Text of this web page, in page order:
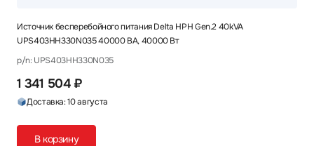
Источник бесперебойного питания Delta HPH Gen.2 40kVA
UPS403HH330N035 40000 ВА, 40000 Вт
p/n: UPS403HH330N035
1 341 504 ₽
Доставка: 10 августа
В корзину